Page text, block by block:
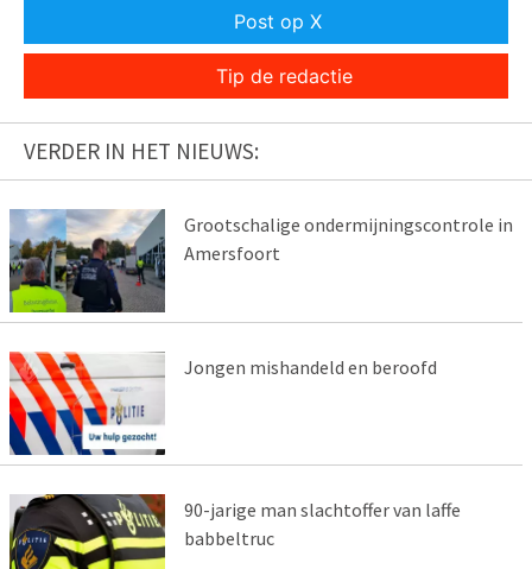
Post op X
Tip de redactie
VERDER IN HET NIEUWS:
Grootschalige ondermijningscontrole in
Amersfoort
Jongen mishandeld en beroofd
90-jarige man slachtoffer van laffe
babbeltruc